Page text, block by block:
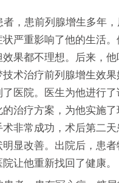
者，患前列腺增生多年
严重影响了他的生活
效果都不理想。后来，
技术治疗前列腺增生效
医院。医生为他进行了
治疗方案，为他实施
非常成功，术后第二
明显改善。出院后，患
让他重新找回了健康。